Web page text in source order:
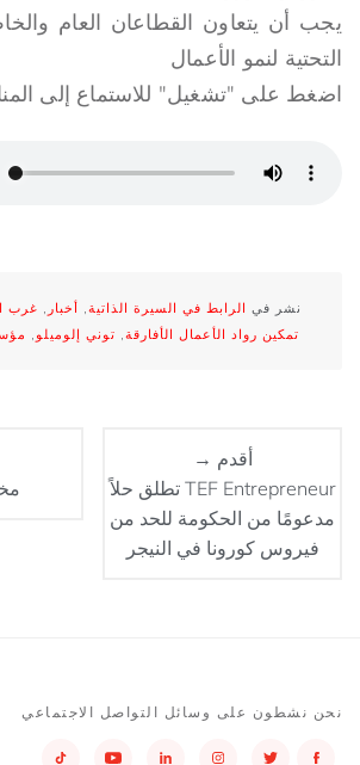
⁣يجب أن يتعاون القطاعان العام
التحتية لنمو الأعمال
اضغط على "تشغيل" للاستماع إلى
نشر في الرابط في السيرة الذاتية, أخبار , غرب
تمكين رواد الأعمال الأفارقة, توني إلوميلو ,
أقدم →
TEF Entrepreneur تطلق حلاً
مدعومًا من الحكومة للحد من
فيروس كورونا في النيجر
نحن نشطون على وسائل التواصل الاجتماعي